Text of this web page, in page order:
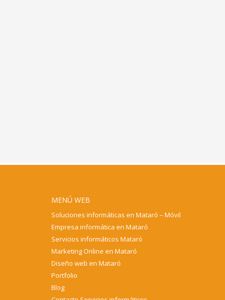
MENÚ WEB
Soluciones informáticas en Mataró – Móvil
Empresa informática en Mataró
Servicios informáticos Mataró
Marketing Online en Mataró
Diseño web en Mataró
Portfolio
Blog